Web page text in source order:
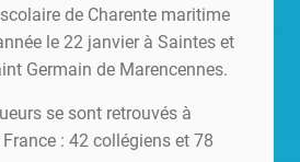
de Charente maritime
le 22 janvier à Saintes et
Germain de Marencennes.
se sont retrouvés à
France : 42 collégiens et 78